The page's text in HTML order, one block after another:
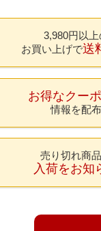
3,980円以上
お買い上げで送
お得なクー
情報を配布
売り切れ商
入荷をお知